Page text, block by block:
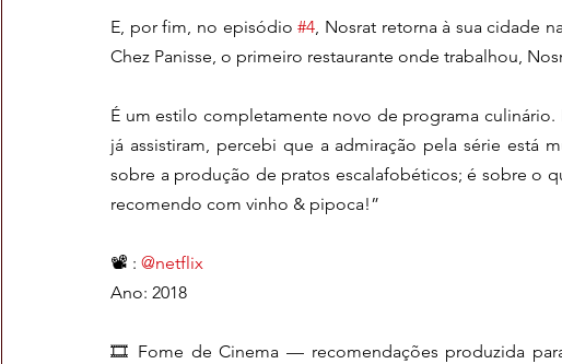
E, por fim, no episódio #4, Nosrat retorna à sua cidade
Chez Panisse, o primeiro restaurante onde trabalhou,
É um estilo completamente novo de programa
já assistiram, percebi que a admiração pela série está
sobre a produção de pratos escalafobéticos; é sobre o
recomendo com vinho & pipoca!”
📽 : @netflix
Ano: 2018
🎞 Fome de Cinema — recomendações produzida